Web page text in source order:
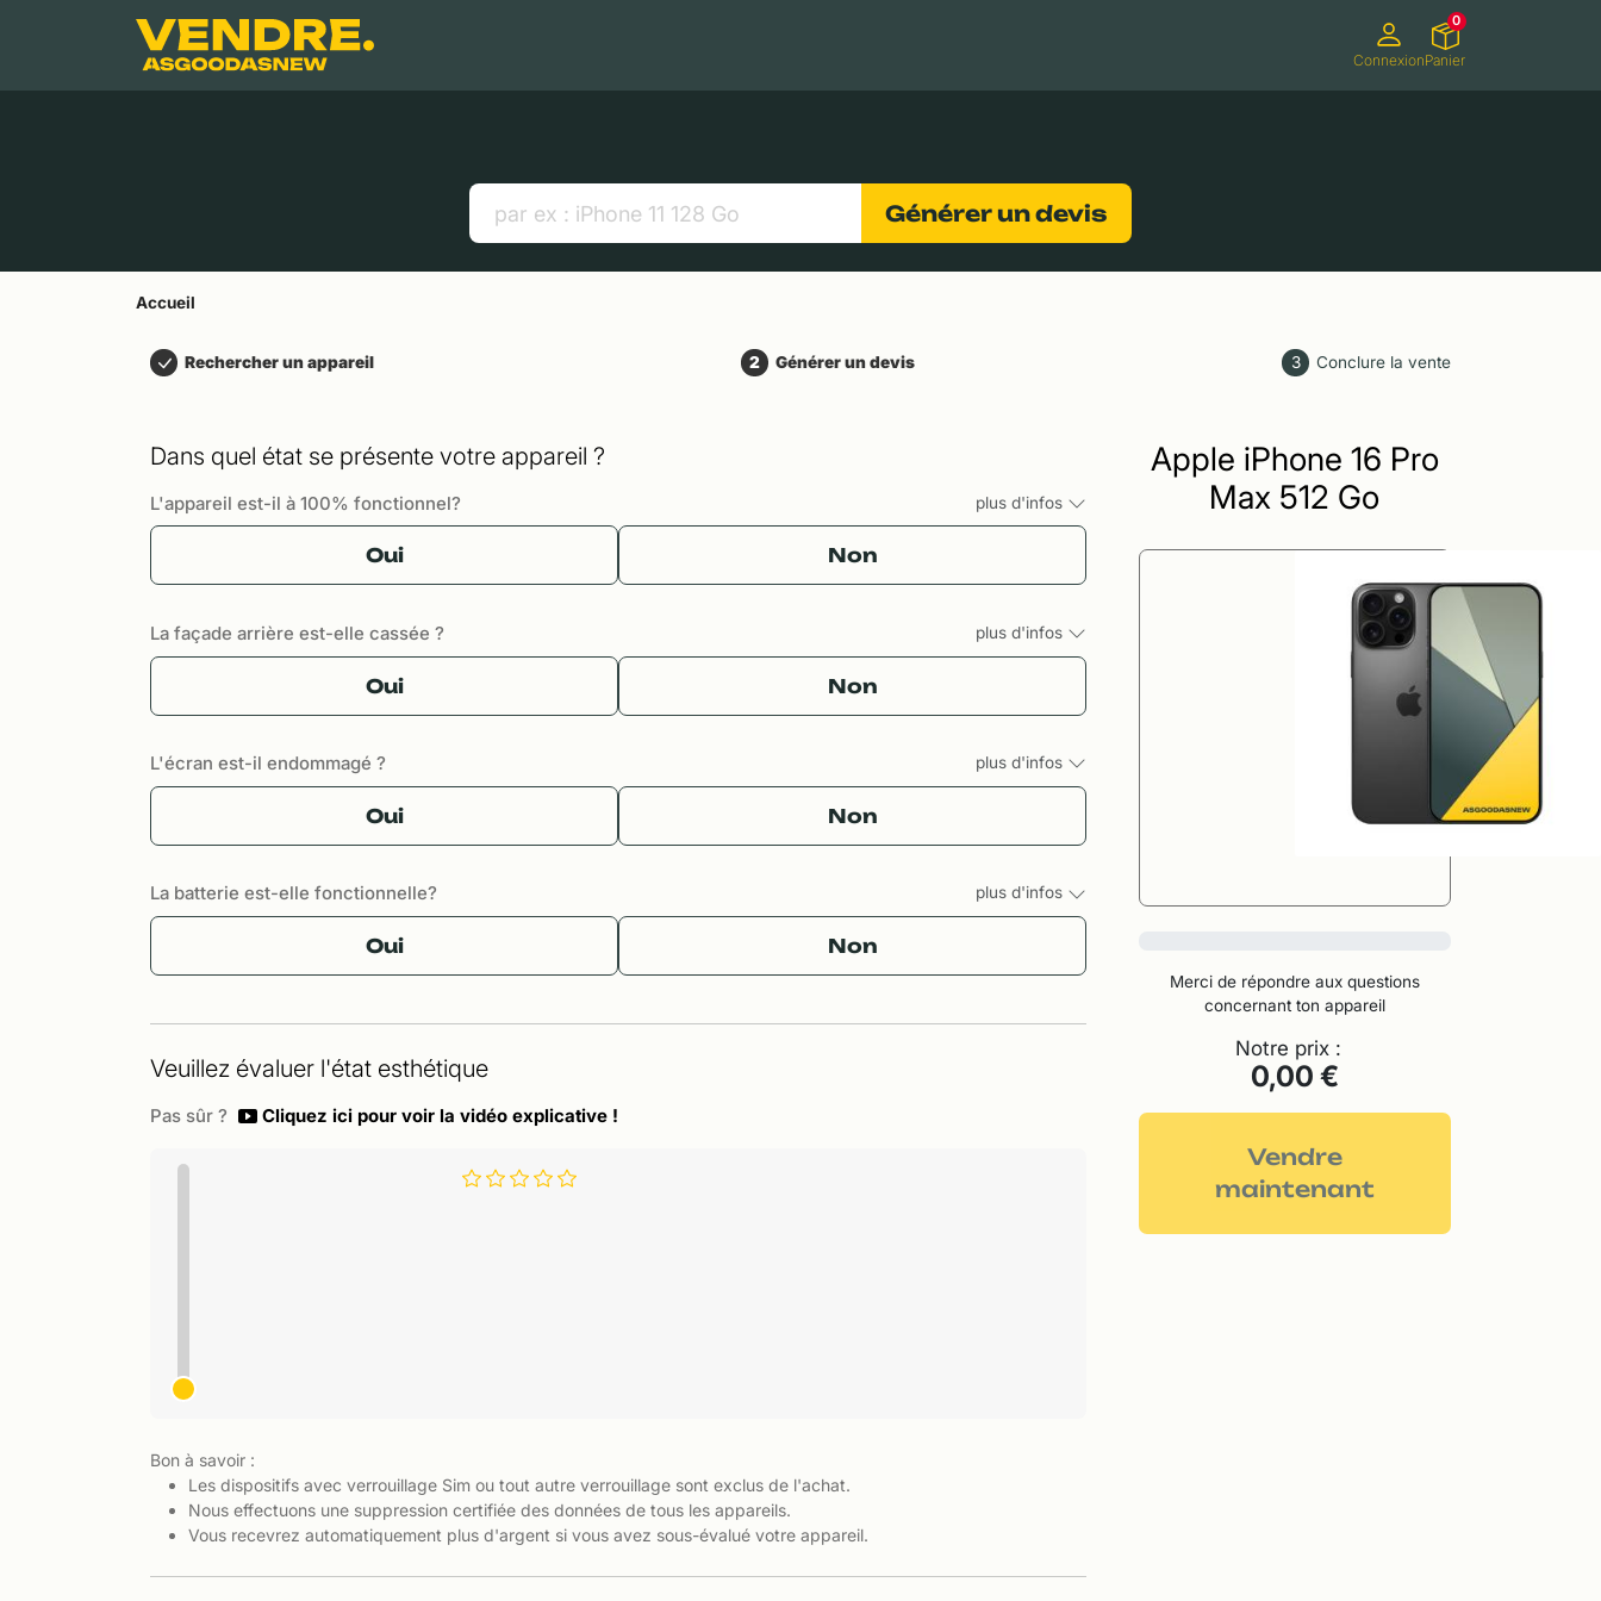
Contenu principal
ConnexionPanier
0
Générer un devis
Accueil
Rechercher un appareil 2 Générer un devis 3 Conclure la vente
Dans quel état se présente votre appareil ?
L'appareil est-il à 100% fonctionnel? plus d'infos
Oui Non
La façade arrière est-elle cassée ? plus d'infos
Oui Non
L'écran est-il endommagé ? plus d'infos
Oui Non
La batterie est-elle fonctionnelle? plus d'infos
Oui Non
Veuillez évaluer l'état esthétique
Pas sûr ? Cliquez ici pour voir la vidéo explicative !
Bon à savoir :
Les dispositifs avec verrouillage Sim ou tout autre verrouillage sont exclus de l'achat.
Nous effectuons une suppression certifiée des données de tous les appareils.
Vous recevrez automatiquement plus d'argent si vous avez sous-évalué votre appareil.
Apple iPhone 16 Pro
Max 512 Go
Merci de répondre aux questions
concernant ton appareil
Notre prix :
0,00 €
Vendre
maintenant